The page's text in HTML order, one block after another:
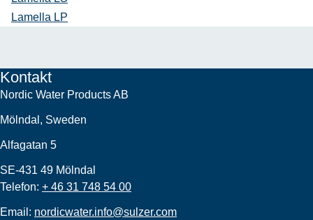
Lamella LP
Kontakt
Nordic Water Products AB
Mölndal, Sweden
Alfagatan 5
SE-431 49 Mölndal
Telefon: + 46 31 748 54 00
Email: nordicwater.info@sulzer.com